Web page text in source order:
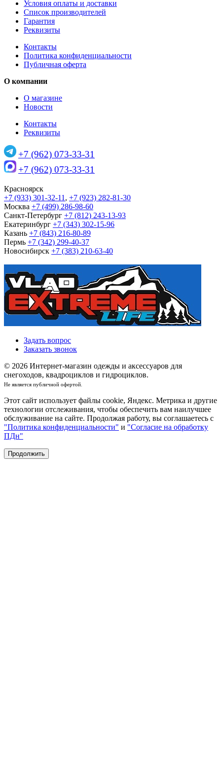
Условия оплаты и доставки
Список производителей
Гарантия
Реквизиты
Контакты
Политика конфиденциальности
Публичная оферта
О компании
О магазине
Новости
Контакты
Реквизиты
+7 (962) 073-33-31
+7 (962) 073-33-31
Красноярск
+7 (933) 301-32-11 , +7 (923) 282-81-30
Москва +7 (499) 286-98-60
Санкт-Петербург +7 (812) 243-13-93
Екатеринбург +7 (343) 302-15-96
Казань +7 (843) 216-80-89
Пермь +7 (342) 299-40-37
Новосибирск +7 (383) 210-63-40
Задать вопрос
Заказать звонок
© 2026 Интернет-магазин одежды и аксессуаров для
снегоходов, квадроциклов и гидроциклов.
Не является публичной офертой.
Этот сайт использует файлы cookie, Яндекс. Метрика и другие
технологии отслеживания, чтобы обеспечить вам наилучшее
обслуживание на сайте. Продолжая работу, вы соглашаетесь с
"Политика конфиденциальности" и "Согласие на обработку
ПДн"
Продолжить